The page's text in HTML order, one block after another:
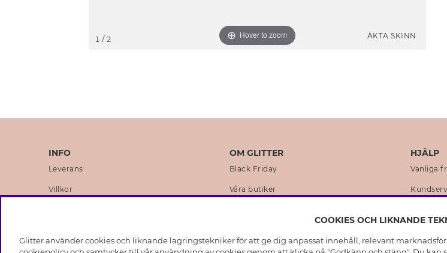
ÄKTA SKINN
Hover to zoom
1 / 2
INFO
Leverans
Villkor
Medlemsvillkor
OM GLITTER
Black Friday
Våra butiker
Hållbarhet
HJÄLP
Vanliga
COOKIES OCH LIKNANDE
Glitter använder cookies och liknande lagringstekniker för att ge dig anpassat innehåll, relevant